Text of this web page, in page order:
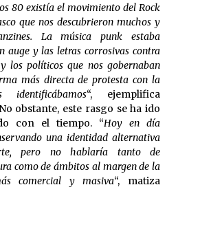
80 existía el movimiento del Rock
que nos descubrieron muchos y
La música punk estaba
auge y las letras corrosivas contra
los políticos que nos gobernaban
más directa de protesta con la
“, ejemplifica
obstante, este rasgo se ha ido
con el tiempo. “Hoy en día
una identidad alternativa
pero no hablaría tanto de
como de ámbitos al margen de la
comercial y masiva“, matiza